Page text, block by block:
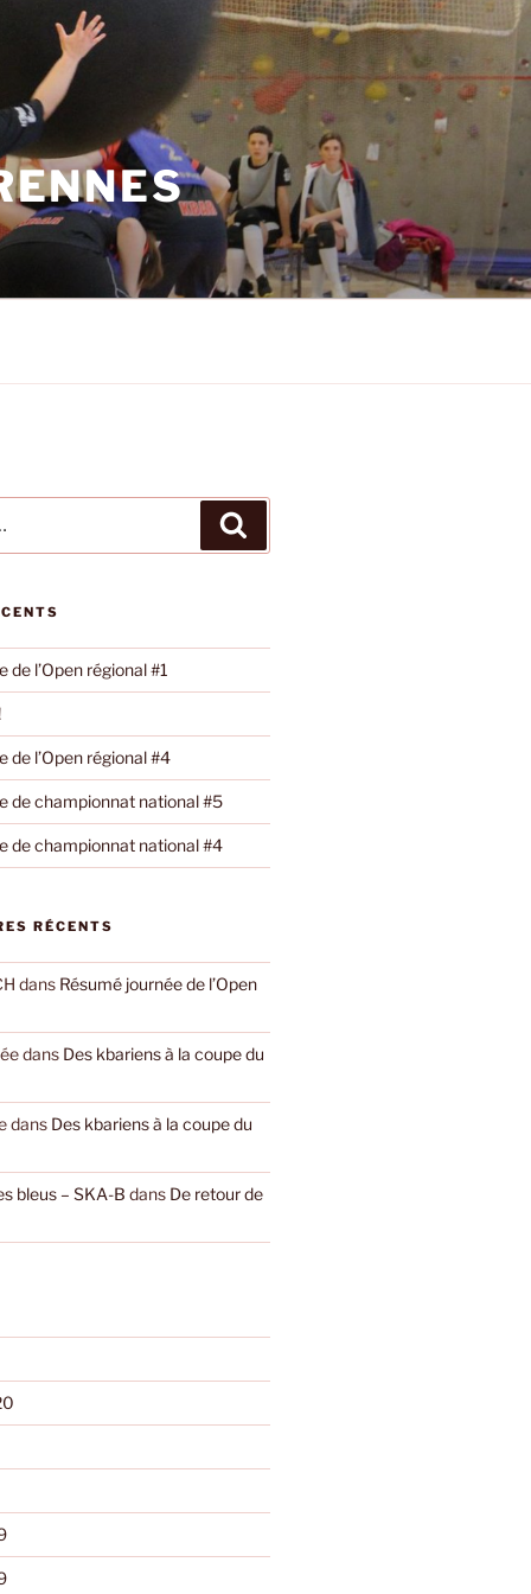
de l’Open régional #1
de l’Open régional #4
de championnat national #5
de championnat national #4
RÉCENTS
dans Résumé journée de l’Open
dans Des kbariens à la coupe du
dans Des kbariens à la coupe du
bleus – SKA-B dans De retour de